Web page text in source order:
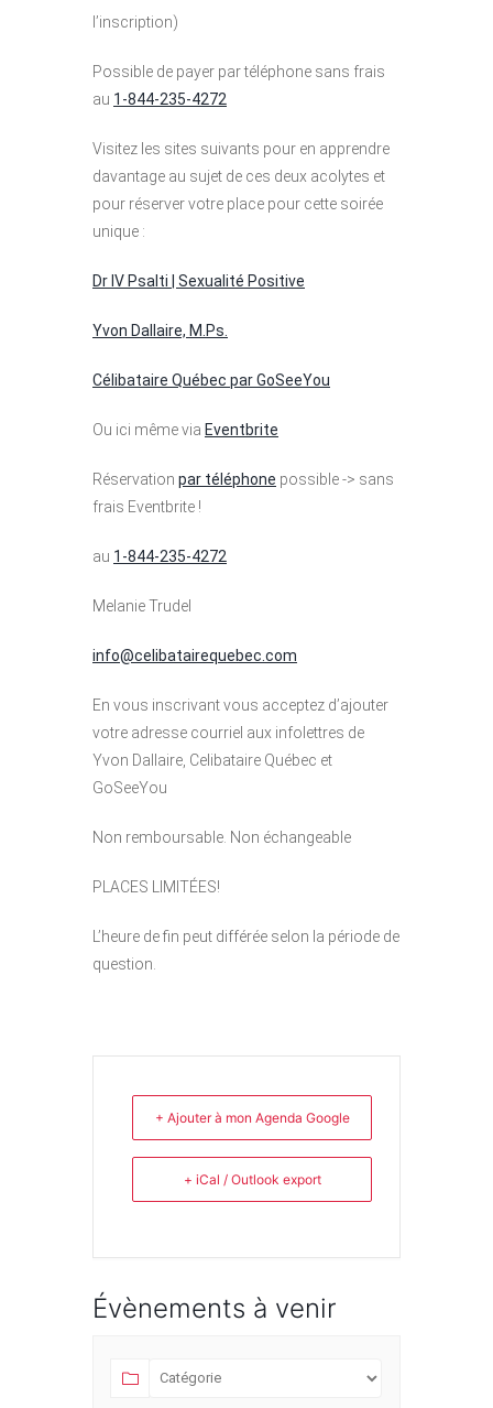
l’inscription)
Possible de payer par téléphone sans frais
au 1-844-235-4272
Visitez les sites suivants pour en apprendre
davantage au sujet de ces deux acolytes et
pour réserver votre place pour cette soirée
unique :
Dr IV Psalti | Sexualité Positive
Yvon Dallaire, M.Ps.
Célibataire Québec par GoSeeYou
Ou ici même via Eventbrite
Réservation par téléphone possible -> sans
frais Eventbrite !
au 1-844-235-4272
Melanie Trudel
info@celibatairequebec.com
En vous inscrivant vous acceptez d’ajouter
votre adresse courriel aux infolettres de
Yvon Dallaire, Celibataire Québec et
GoSeeYou
Non remboursable. Non échangeable
PLACES LIMITÉES!
L’heure de fin peut différée selon la période de
question.
+ Ajouter à mon Agenda Google
+ iCal / Outlook export
Évènements à venir